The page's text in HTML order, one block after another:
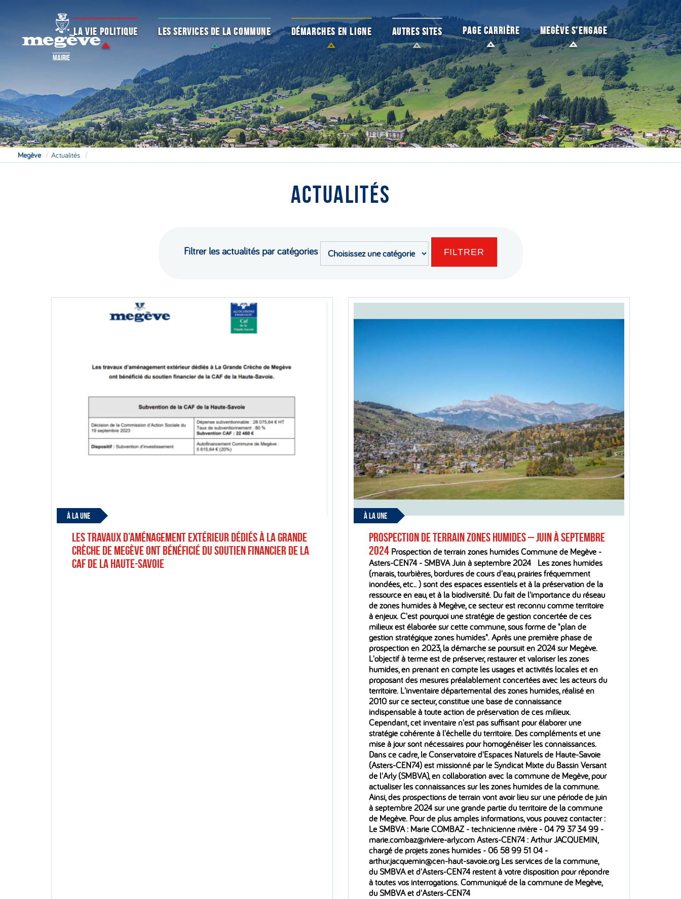
MAIRIE
LA VIE POLITIQUE LES SERVICES DE LA COMMUNE DÉMARCHES EN LIGNE AUTRES SITES PAGE CARRIÈRE MEGÈVE S’ENGAGE
Megève Actualités
ACTUALITÉS
Filtrer les actualités par catégories
À LA UNE
Les travaux d’aménagement extérieur dédiés à La Grande
Crèche de Megève ont bénéficié du soutien financier de la
CAF de la Haute-Savoie
À LA UNE
Prospection de terrain zones humides – juin à septembre
2024 Prospection de terrain zones humides Commune de Megève -
Asters-CEN74 - SMBVA Juin à septembre 2024 Les zones humides
(marais, tourbières, bordures de cours d'eau, prairies fréquemment
inondées, etc.. ) sont des espaces essentiels et à la préservation de la
ressource en eau, et à la biodiversité. Du fait de l'importance du réseau
de zones humides à Megève, ce secteur est reconnu comme territoire
à enjeux. C'est pourquoi une stratégie de gestion concertée de ces
milieux est élaborée sur cette commune, sous forme de "plan de
gestion stratégique zones humides". Après une première phase de
prospection en 2023, la démarche se poursuit en 2024 sur Megève.
L'objectif à terme est de préserver, restaurer et valoriser les zones
humides, en prenant en compte les usages et activités locales et en
proposant des mesures préalablement concertées avec les acteurs du
territoire. L'inventaire départemental des zones humides, réalisé en
2010 sur ce secteur, constitue une base de connaissance
indispensable à toute action de préservation de ces milieux.
Cependant, cet inventaire n'est pas suffisant pour élaborer une
stratégie cohérente à l'échelle du territoire. Des compléments et une
mise à jour sont nécessaires pour homogénéiser les connaissances.
Dans ce cadre, le Conservatoire d'Espaces Naturels de Haute-Savoie
(Asters-CEN74) est missionné par le Syndicat Mixte du Bassin Versant
de l'Arly (SMBVA), en collaboration avec la commune de Megève, pour
actualiser les connaissances sur les zones humides de la commune.
Ainsi, des prospections de terrain vont avoir lieu sur une période de juin
à septembre 2024 sur une grande partie du territoire de la commune
de Megève. Pour de plus amples informations, vous pouvez contacter :
Le SMBVA : Marie COMBAZ - technicienne rivière - 04 79 37 34 99 -
marie.combaz@riviere-arly.com Asters-CEN74 : Arthur JACQUEMIN,
chargé de projets zones humides - 06 58 99 51 04 -
arthur.jacquemin@cen-haut-savoie.org Les services de la commune,
du SMBVA et d'Asters-CEN74 restent à votre disposition pour répondre
à toutes vos interrogations. Communiqué de la commune de Megève,
du SMBVA et d'Asters-CEN74